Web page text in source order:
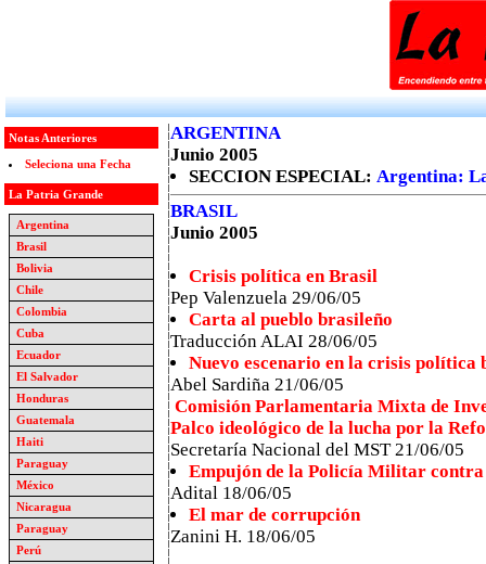
Notas Anteriores
Seleciona una Fecha
La Patria Grande
Argentina
Brasil
Bolivia
Chile
Colombia
Cuba
Ecuador
El Salvador
Honduras
Guatemala
Haiti
Paraguay
México
Nicaragua
Paraguay
Perú
ARGENTINA
Junio 2005
SECCION ESPECIAL: Argentina:
BRASIL
Junio 2005
Crisis política en Brasil
Pep Valenzuela 29/06/05
Carta al pueblo brasileño
Traducción ALAI 28/06/05
Nuevo escenario en la crisis política
Abel Sardiña 21/06/05
Comisión Parlamentaria Mixta de
Palco ideológico de la lucha por la
Secretaría Nacional del MST 21/06/05
Empujón de la Policía Militar
Adital 18/06/05
El mar de corrupción
Zanini H. 18/06/05